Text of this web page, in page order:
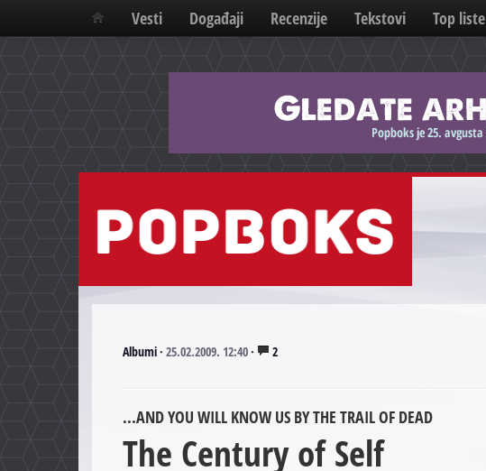
Vesti Događaji Recenzije Tekstovi Top liste
Albumi· 25.02.2009. 12:40· 2
...AND YOU WILL KNOW US BY THE TRAIL OF DEAD
The Century of Self